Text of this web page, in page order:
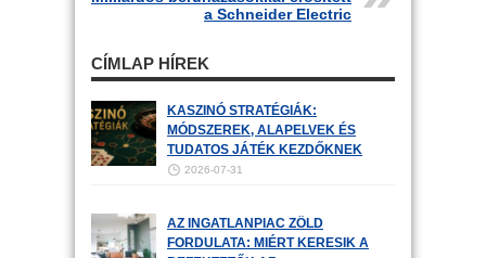
a Schneider Electric
CÍMLAP HÍREK
KASZINÓ STRATÉGIÁK:
MÓDSZEREK, ALAPELVEK ÉS
TUDATOS JÁTÉK KEZDŐKNEK
2026-07-31
AZ INGATLANPIAC ZÖLD
FORDULATA: MIÉRT KERESIK A